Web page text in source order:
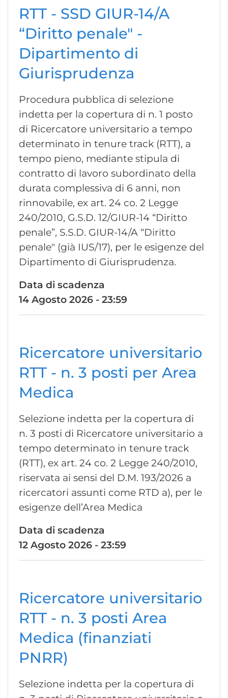
RTT - SSD GIUR-14/A
“Diritto penale" -
Dipartimento di
Giurisprudenza
Procedura pubblica di selezione
indetta per la copertura di n. 1 posto
di Ricercatore universitario a tempo
determinato in tenure track (RTT), a
tempo pieno, mediante stipula di
contratto di lavoro subordinato della
durata complessiva di 6 anni, non
rinnovabile, ex art. 24 co. 2 Legge
240/2010, G.S.D. 12/GIUR-14 “Diritto
penale”, S.S.D. GIUR-14/A “Diritto
penale" (già IUS/17), per le esigenze del
Dipartimento di Giurisprudenza.
Data di scadenza
14 Agosto 2026 - 23:59
Ricercatore universitario
RTT - n. 3 posti per Area
Medica
Selezione indetta per la copertura di
n. 3 posti di Ricercatore universitario a
tempo determinato in tenure track
(RTT), ex art. 24 co. 2 Legge 240/2010,
riservata ai sensi del D.M. 193/2026 a
ricercatori assunti come RTD a), per le
esigenze dell’Area Medica
Data di scadenza
12 Agosto 2026 - 23:59
Ricercatore universitario
RTT - n. 3 posti Area
Medica (finanziati
PNRR)
Selezione indetta per la copertura di